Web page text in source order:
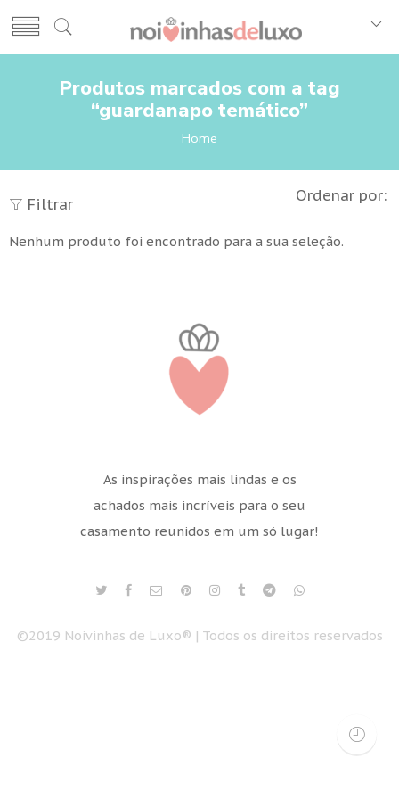
Produtos marcados com a tag
“guardanapo temático”
Home
Filtrar Ordenar por:
Nenhum produto foi encontrado para a sua seleção.
As inspirações mais lindas e os
achados mais incríveis para o seu
casamento reunidos em um só lugar!
©2019 Noivinhas de Luxo® | Todos os direitos reservados